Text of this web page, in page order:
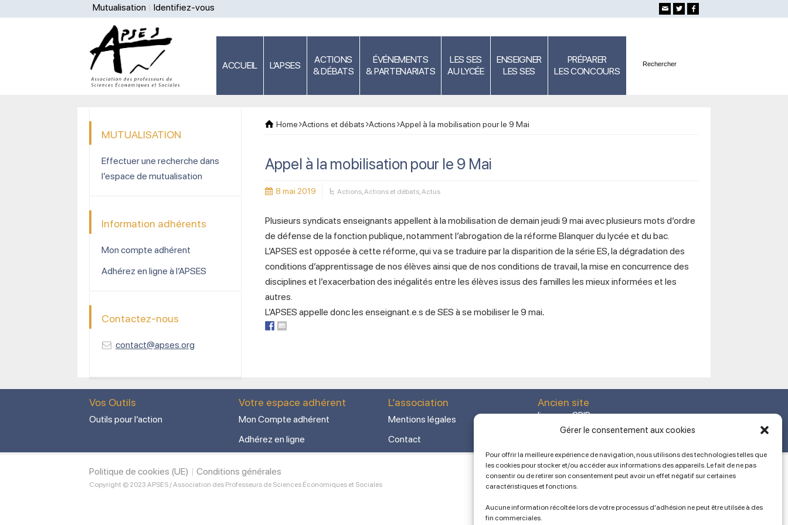
Gérer le consentement aux cookies
Pour offrir la meilleure expérience de navigation, nous utilisons des technologies telles que
les cookies pour stocker et/ou accéder aux informations des appareils. Le fait de ne pas
consentir ou de retirer son consentement peut avoir un effet négatif sur certaines
caractéristiques et fonctions.
Aucune information récoltée lors de votre processus d'adhésion ne peut être utilsée à des
fin commerciales.
Mutualisation Identifiez-vous
ACCUEIL L’APSES
ACTIONS
& DÉBATS
ÉVÉNEMENTS
& PARTENARIATS
LES SES
AU LYCÉE
ENSEIGNER
LES SES
PRÉPARER
LES CONCOURS
Home Actions et débats Actions Appel à la mobilisation pour le 9 Mai
Appel à la mobilisation pour le 9 Mai
8 mai 2019 Actions,Actions et débats,Actus
Plusieurs syndicats enseignants appellent à la mobilisation de demain jeudi 9 mai avec plusieurs mots d’ordre
de défense de la fonction publique, notamment l’abrogation de la réforme Blanquer du lycée et du bac.
L’APSES est opposée à cette réforme, qui va se traduire par la disparition de la série ES, la dégradation des
conditions d’apprentissage de nos élèves ainsi que de nos conditions de travail, la mise en concurrence des
disciplines et l’exacerbation des inégalités entre les élèves issus des familles les mieux informées et les
autres.
L’APSES appelle donc les enseignant.e.s de SES à se mobiliser le 9 mai.
MUTUALISATION
Effectuer une recherche dans
l’espace de mutualisation
Information adhérents
Mon compte adhérent
Adhérez en ligne à l’APSES
Contactez-nous
contact@apses.org
Vos Outils
Outils pour l’action
Votre espace adhérent
Mon Compte adhérent
Adhérez en ligne
L’association
Mentions légales
Contact
Ancien site
lien vers SPIP
Politique de cookies (UE) Conditions générales
Copyright © 2023 APSES / Association des Professeurs de Sciences Économiques et Sociales